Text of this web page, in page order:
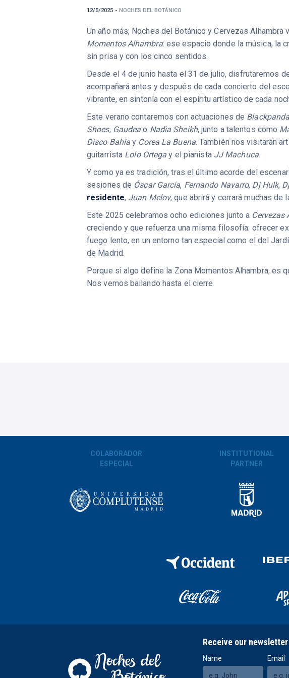
12/5/2025 - NOCHES DEL BOTÁNICO
Un año más, Noches del Botánico y Cervezas
Momentos Alhambra: ese espacio donde la música, la
sin prisa y con los cinco sentidos.
Desde el 4 de junio hasta el 31 de julio, disfrutaremos
acompañará antes y después de cada concierto del
vibrante, en sintonía con el espíritu artístico de cada
Este verano contaremos con actuaciones de
Shoes, Gaudea o Nadia Sheikh, junto a talentos como
Disco Bahía y Corea La Buena. También nos visitarán
guitarrista Lolo Ortega y el pianista JJ Machuca.
Y como ya es tradición, tras el último acorde del
sesiones de Óscar García, Fernando Navarro, Dj Hulk,
residente, Juan Melov, que abrirá y cerrará muchas
Este 2025 celebramos ocho ediciones junto a Cervezas
creciendo y que refuerza una misma filosofía: ofrecer
fuego lento, en un entorno tan especial como el del
de Madrid.
Porque si algo define la Zona Momentos Alhambra, es
Nos vemos bailando hasta el cierre
COLABORADOR
ESPECIAL
INSTITUTIONAL
PARTNER
Receive our newsletter
Name Email